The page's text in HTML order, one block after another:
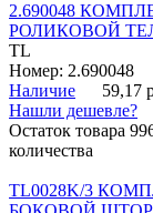
2.690048
РОЛИКОВОЙ
TL
Номер: 2.690048
Наличие
59,17
Нашли дешевле?
Остаток товара
количества
TL0028K/3